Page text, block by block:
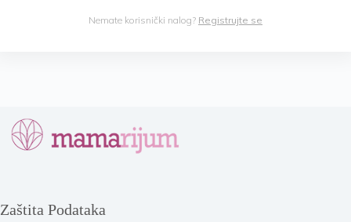
Nemate korisnički nalog? Registrujte se
Zaštita Podataka